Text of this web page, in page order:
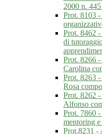
2000 n.
Prot. 8103
Prot. 8462
di
Prot. 8266
Carolina
Prot. 8263
Rosa
Prot. 8262
Alfonso
Prot. 7860
mentoring
Prot.8231 -